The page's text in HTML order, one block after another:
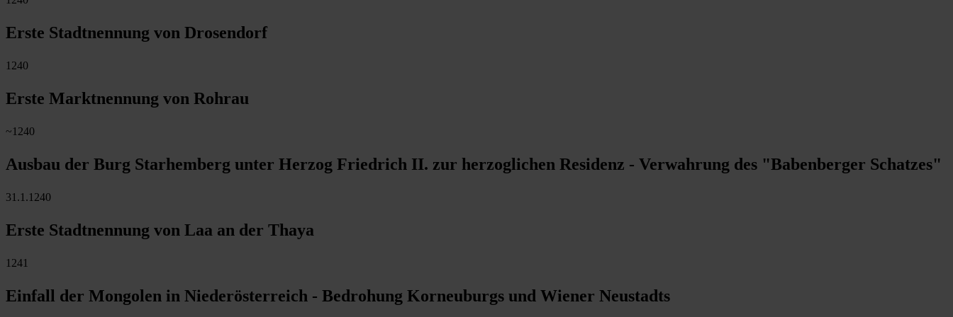
Erste Stadtnennung von Drosendorf
1240
Erste Marktnennung von Rohrau
~1240
Ausbau der Burg Starhemberg unter Herzog Friedrich II. zur herzoglichen Residenz - Verwahrung des "Babenberger Schatzes"
31.1.1240
Erste Stadtnennung von Laa an der Thaya
1241
Einfall der Mongolen in Niederösterreich - Bedrohung Korneuburgs und Wiener Neustadts